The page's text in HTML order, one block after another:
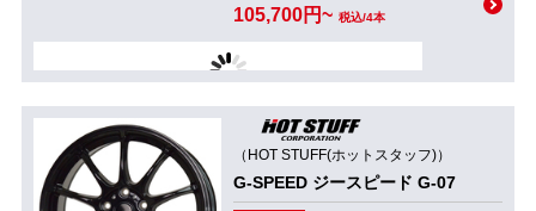
105,700円~ 税込/4本
（HOT STUFF(ホットスタッフ)）
G-SPEED ジースピード G-07